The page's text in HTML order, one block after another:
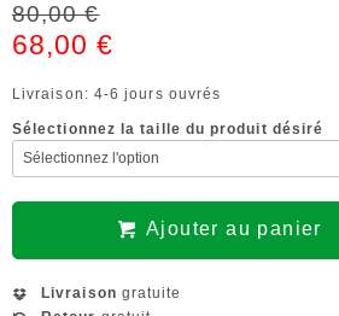
80,00 €
68,00 €
Livraison: 4-6 jours ouvrés
Sélectionnez la taille du produit désiré
Ajouter au panier
Livraison gratuite